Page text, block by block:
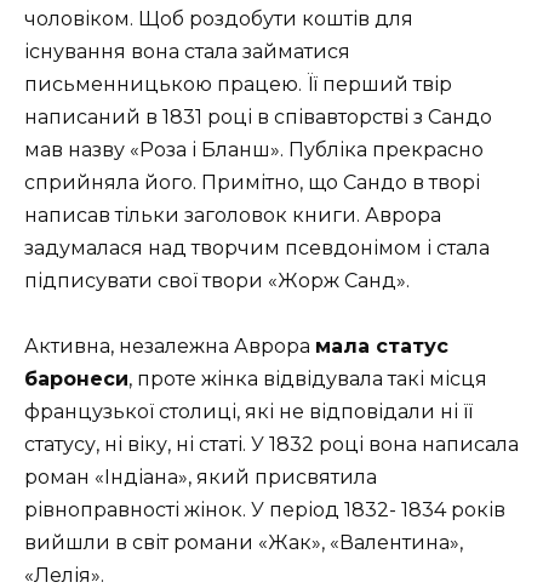
чоловіком. Щоб роздобути коштів для
існування вона стала займатися
письменницькою працею. Її перший твір
написаний в 1831 році в співавторстві з Сандо
мав назву «Роза і Бланш». Публіка прекрасно
сприйняла його. Примітно, що Сандо в творі
написав тільки заголовок книги. Аврора
задумалася над творчим псевдонімом і стала
підписувати свої твори «Жорж Санд».
Активна, незалежна Аврора мала статус
баронеси, проте жінка відвідувала такі місця
французької столиці, які не відповідали ні її
статусу, ні віку, ні статі. У 1832 році вона написала
роман «Індіана», який присвятила
рівноправності жінок. У період 1832- 1834 років
вийшли в світ романи «Жак», «Валентина»,
«Лелія».